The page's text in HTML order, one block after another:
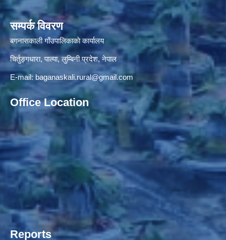
सम्पर्क विवरण
बगनासकाली गाँउपालिकाकाे कार्यालय
चिर्तुङ्गधारा, पाल्पा, लुम्बिनी प्रदेश, नेपाल
E-mail: baganaskali.rural@gmail.com
Office Location
Reports